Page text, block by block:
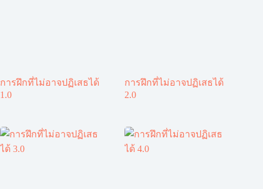
การฝึกที่ไม่อาจปฏิเสธได้
1.0
การฝึกที่ไม่อาจปฏิเสธได้
2.0